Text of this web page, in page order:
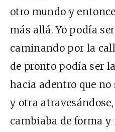
otro mundo y
más allá. Yo podía
caminando por la
de pronto podía ser
hacia adentro que
y otra
cambiaba de forma y